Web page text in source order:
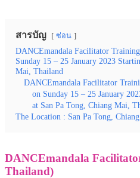
สารบัญ ซ่อน
DANCEmandala Facilitator
Sunday 15 – 25 January 2023
Mai, Thailand
DANCEmandala Facilitator
on Sunday 15 – 25 January
at San Pa Tong, Chiang Mai,
The Location : San Pa Tong,
DANCEmandala
Thailand)